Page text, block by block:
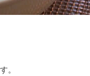
。